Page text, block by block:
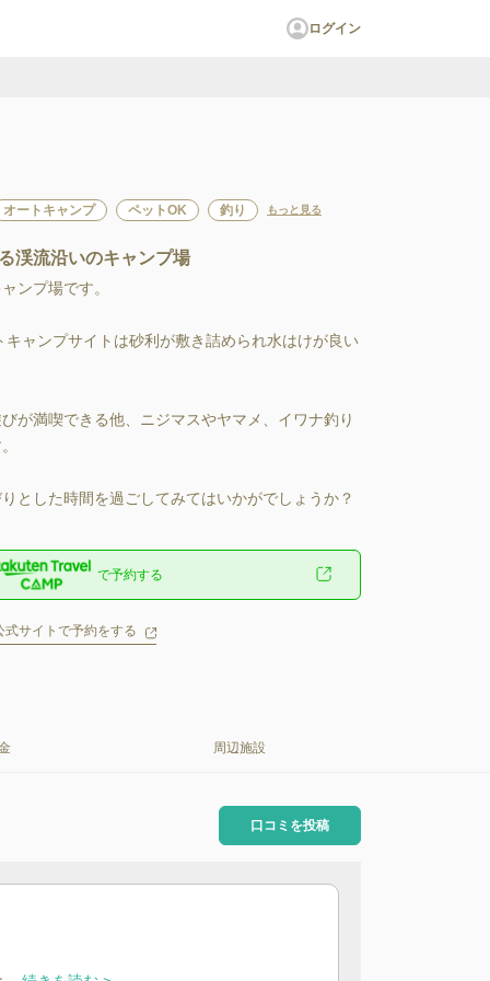
ログイン
オートキャンプ ペットOK 釣り もっと見る
渓流沿いのキャンプ場
ンプ場です。
が満喫できる他、ニジマスやヤマメ、イワナ釣り
とした時間を過ごしてみてはいかがでしょうか？
で予約する
式サイトで予約をする
周辺施設
口コミを投稿